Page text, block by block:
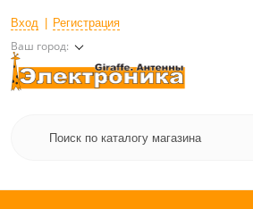
Вход Регистрация
Ваш город: